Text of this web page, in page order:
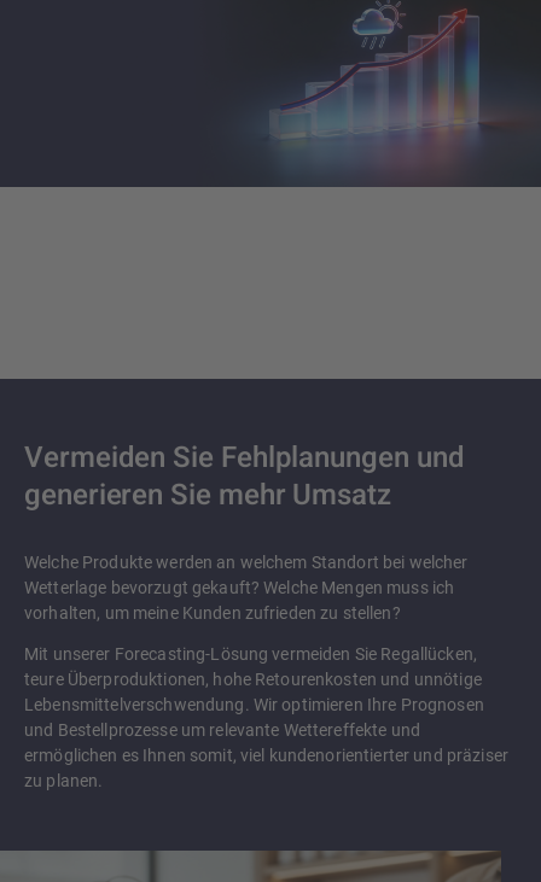
Vermeiden Sie Fehlplanungen und
generieren Sie mehr Umsatz
Welche Produkte werden an welchem Standort bei welcher
Wetterlage bevorzugt gekauft? Welche Mengen muss ich
vorhalten, um meine Kunden zufrieden zu stellen?
Mit unserer Forecasting-Lösung vermeiden Sie Regallücken,
teure Überproduktionen, hohe Retourenkosten und unnötige
Lebensmittelverschwendung. Wir optimieren Ihre Prognosen
und Bestellprozesse um relevante Wettereffekte und
ermöglichen es Ihnen somit, viel kundenorientierter und präziser
zu planen.